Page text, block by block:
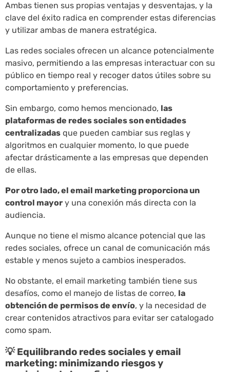
Ambas tienen sus propias ventajas y desventajas, y la
clave del éxito radica en comprender estas diferencias
y utilizar ambas de manera estratégica.
Las redes sociales ofrecen un alcance potencialmente
masivo, permitiendo a las empresas interactuar con su
público en tiempo real y recoger datos útiles sobre su
comportamiento y preferencias.
Sin embargo, como hemos mencionado, las
plataformas de redes sociales son entidades
centralizadas que pueden cambiar sus reglas y
algoritmos en cualquier momento, lo que puede
afectar drásticamente a las empresas que dependen
de ellas.
Por otro lado, el email marketing proporciona un
control mayor y una conexión más directa con la
audiencia.
Aunque no tiene el mismo alcance potencial que las
redes sociales, ofrece un canal de comunicación más
estable y menos sujeto a cambios inesperados.
No obstante, el email marketing también tiene sus
desafíos, como el manejo de listas de correo, la
obtención de permisos de envío, y la necesidad de
crear contenidos atractivos para evitar ser catalogado
como spam.
💡 Equilibrando redes sociales y email
marketing: minimizando riesgos y